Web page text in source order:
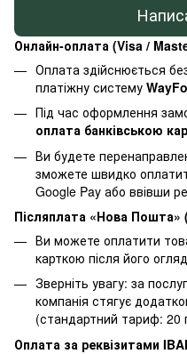
Онлайн-оплата (Visa /
Оплата здійснюється
платіжну систему
Під час оформлення
оплата банківською
Ви будете
зможете швидко
Google Pay або ввівши
Післяплата «Нова Пошта»
Ви можете оплатити
карткою після його
Зверніть увагу: за
компанія стягує
(стандартний тариф: 20
Оплата за реквізитами